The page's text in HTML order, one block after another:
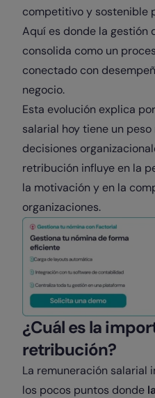
competitivo y sostenible
Aquí es donde la gestión
consolida como un
conectado con
negocio.
Esta evolución explica
salarial hoy tiene un
decisiones
retribución influye en la
la motivación y en la
organizaciones.
¿Cuál es la
retribución?
La remuneración salarial
los pocos puntos donde